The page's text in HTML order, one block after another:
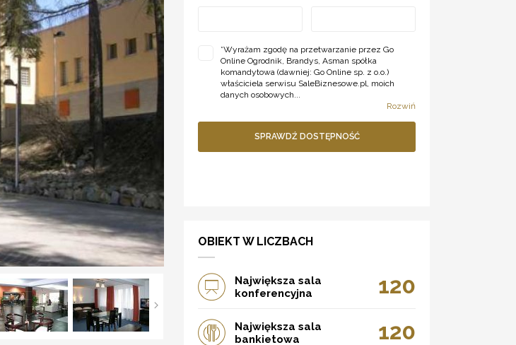
*Wyrażam zgodę na przetwarzanie przez Go
Online Ogrodnik, Brandys, Asman spółka
komandytowa (dawniej: Go Online sp. z o.o.)
właściciela serwisu SaleBiznesowe.pl, moich
danych osobowych...
Rozwiń
SPRAWDŹ DOSTĘPNOŚĆ
OBIEKT W LICZBACH
Największa sala
konferencyjna
120
Największa sala
bankietowa
120